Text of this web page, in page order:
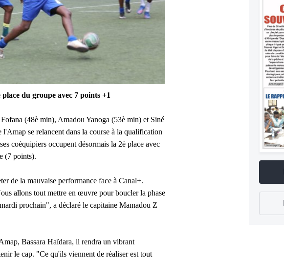
du groupe avec 7 points +1
(48è min), Amadou Yanoga (53è min) et Siné
se relancent dans la course à la qualification
coéquipiers occupent désormais la 2è place avec
(7 points).
de la mauvaise performance face à Canal+.
allons tout mettre en œuvre pour boucler la phase
prochain", a déclaré le capitaine Mamadou Z
Bassara Haïdara, il rendra un vibrant
le cap. "Ce qu'ils viennent de réaliser est tout